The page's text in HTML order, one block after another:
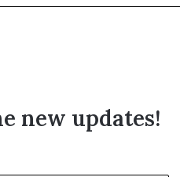
new updates!